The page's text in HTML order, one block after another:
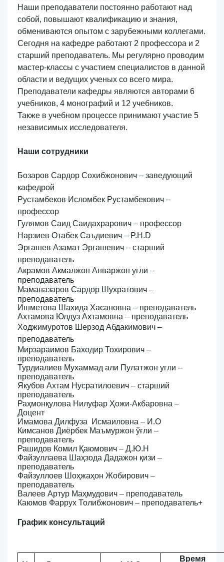
Наши преподаватели постоянно работают над
собой, повышают квалификацию и знания,
обмениваются опытом с зарубежными коллегами.
Сегодня на кафедре работают 2 профессора и 2
старший преподаватель. Мы регулярно проводим
мастер-классы с участием специалистов в данной
области и ведущих ученых со всего мира.
Преподаватели кафедры являются авторами 6
учебников, 4 монографий и 12 учебников.
Также в учебном процессе принимают участие 5
независимых исследователя.
Наши сотрудники
Бозаров Сардор Сохибжонович – заведующий
кафедрой
Рустамбеков Исломбек Рустамбекович –
профессор
Гулямов Саид Саидахрарович – профессор
Нарзиев Отабек Саъдиевич – P.H.D
Эргашев Азамат Эргашевич – старший
преподаватель
Акрамов Акмалжон Анваржон угли –
преподаватель
Маманазаров Сардор Шухратович –
преподаватель
Ишметова Шахида Хасановна – преподаватель
Ахтамова Юлдуз Ахтамовна – преподаватель
Ходжимуротов Шерзод Абдакимович –
преподаватель
Мирзараимов Баходир Тохирович –
преподаватель
Турдиалиев Мухаммад али Пулатжон угли –
преподаватель
Якубов Ахтам Нусратилоевич – старший
преподаватель
Раҳмонқулова Нилуфар Ҳожи-Акбаровна –
Доцент
Имамова Дилфуза Исмаиловна – И .O
Кимсанов Диёрбек Маъмуржон ўғли –
преподаватель
Рашидов Комил Қаюмович – Д.Ю.Н
Файзуллаева Шаҳзода Дадажон қизи –
преподаватель
Файзуллоев Шоҳжаҳон Жобирович –
преподаватель
Валеев Артур Маҳмудович – преподаватель
Каюмов Фаррух Толибжонович – преподаватель+
График консультаций
Время